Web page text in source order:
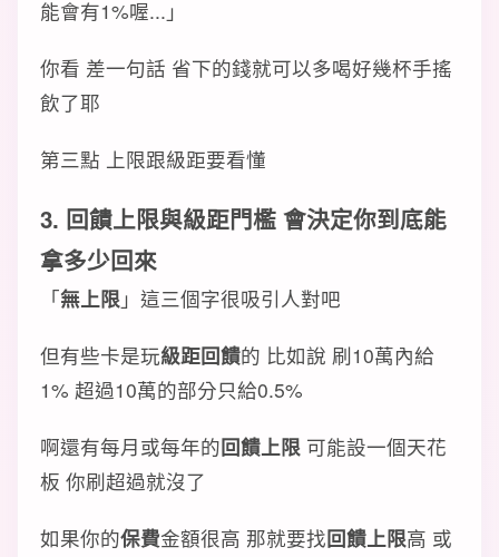
能會有1%喔...」
你看 差一句話 省下的錢就可以多喝好幾杯手搖
飲了耶
第三點 上限跟級距要看懂
3. 回饋上限與級距門檻 會決定你到底能
拿多少回來
「無上限」這三個字很吸引人對吧
但有些卡是玩級距回饋的 比如說 刷10萬內給
1% 超過10萬的部分只給0.5%
啊還有每月或每年的回饋上限 可能設一個天花
板 你刷超過就沒了
如果你的保費金額很高 那就要找回饋上限高 或